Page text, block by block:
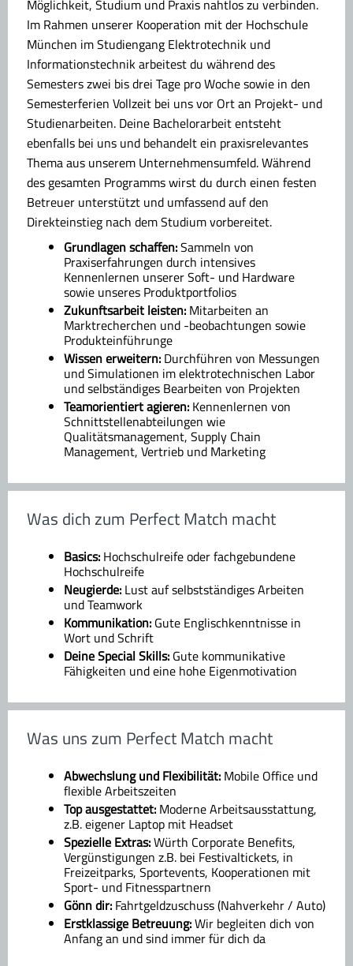
Möglichkeit, Studium und Praxis nahtlos zu verbinden.
Im Rahmen unserer Kooperation mit der Hochschule
München im Studiengang Elektrotechnik und
Informationstechnik arbeitest du während des
Semesters zwei bis drei Tage pro Woche sowie in den
Semesterferien Vollzeit bei uns vor Ort an Projekt- und
Studienarbeiten. Deine Bachelorarbeit entsteht
ebenfalls bei uns und behandelt ein praxisrelevantes
Thema aus unserem Unternehmensumfeld. Während
des gesamten Programms wirst du durch einen festen
Betreuer unterstützt und umfassend auf den
Direkteinstieg nach dem Studium vorbereitet.
Grundlagen schaffen:Sammeln von
Praxiserfahrungen durch intensives
Kennenlernen unserer Soft- und Hardware
sowie unseres Produktportfolios
Zukunftsarbeit leisten: Mitarbeiten an
Marktrecherchen und -beobachtungen sowie
Produkteinführunge
Wissen erweitern: Durchführen von Messungen
und Simulationen im elektrotechnischen Labor
und selbständiges Bearbeiten von Projekten
Teamorientiert agieren: Kennenlernen von
Schnittstellenabteilungen wie
Qualitätsmanagement, Supply Chain
Management, Vertrieb und Marketing
Was dich zum Perfect Match macht
Basics: Hochschulreife oder fachgebundene
Hochschulreife
Neugierde: Lust auf selbstständiges Arbeiten
und Teamwork
Kommunikation: Gute Englischkenntnisse in
Wort und Schrift
Deine Special Skills: Gute kommunikative
Fähigkeiten und eine hohe Eigenmotivation
Was uns zum Perfect Match macht
Abwechslung und Flexibilität: Mobile Office und
flexible Arbeitszeiten
Top ausgestattet: Moderne Arbeitsausstattung,
z.B. eigener Laptop mit Headset
Spezielle Extras:Würth Corporate Benefits,
Vergünstigungen z.B. bei Festivaltickets, in
Freizeitparks, Sportevents, Kooperationen mit
Sport- und Fitnesspartnern
Gönn dir: Fahrtgeldzuschuss (Nahverkehr / Auto)
Erstklassige Betreuung:Wir begleiten dich von
Anfang an und sind immer für dich da